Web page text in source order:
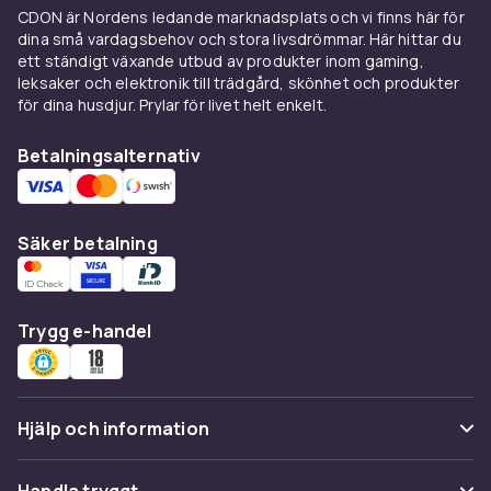
mjuka material som tål både lek och tvätt.
Accessoarer för varje säsong
Accessoarerna följer årstiderna: på
sommaren solglasögon, solhattar och lätta
sjalar – på vintern halsdukar, vantar och varma
huvudbonader. Att uppdatera accessoarerna
är det enklaste och mest prisvärda sättet att
att byta ut basplaggen.
Köp accessoarer online hos
CDON
Hos CDON hittar du accessoarer för dam, herr
och barn från kända varumärken – filtrera på
pris, märke och stil och handla med snabb
leverans och tryggt köp.
CDON är Nordens ledande marknadsplats och vi finns här för
dina små vardagsbehov och stora livsdrömmar. Här hittar du
ett ständigt växande utbud av produkter inom gaming,
leksaker och elektronik till trädgård, skönhet och produkter
för dina husdjur. Prylar för livet helt enkelt.
Betalningsalternativ
Säker betalning
Trygg e-handel
Hjälp och information
Vanliga frågor